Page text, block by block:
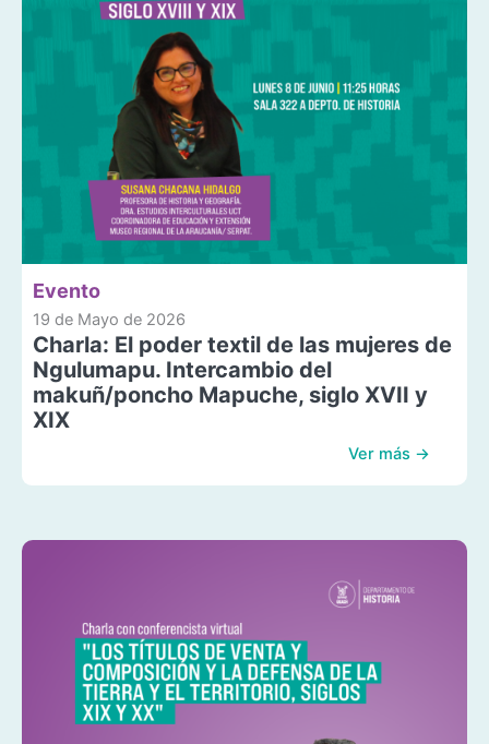
Evento
19 de Mayo de 2026
Charla: El poder textil de las mujeres de
Ngulumapu. Intercambio del
makuñ/poncho Mapuche, siglo XVII y
XIX
Ver más →